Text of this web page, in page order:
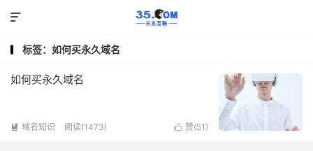

标签：如何买永久域名
如何买永久域名
 域名知识 阅读(1473)  赞(51 )